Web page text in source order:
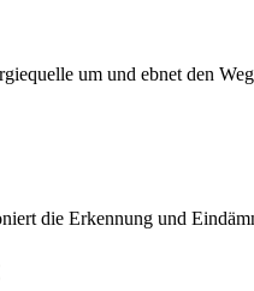
um und ebnet den
die Erkennung und